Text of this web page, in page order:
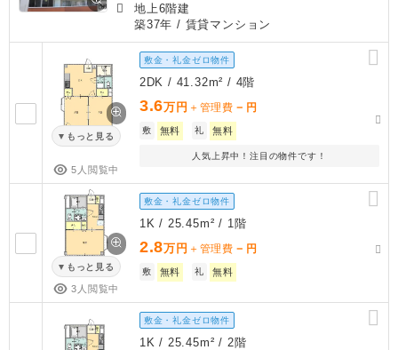
地上6階建
築37年 / 賃貸マンション
もっと見る
5人閲覧中
敷金・礼金ゼロ物件
2DK / 41.32m² / 4階
3.6万円 ＋管理費 － 円
敷 無料 礼 無料
人気上昇中！注目の物件です！
もっと見る
3人閲覧中
敷金・礼金ゼロ物件
1K / 25.45m² / 1階
2.8万円 ＋管理費 － 円
敷 無料 礼 無料
敷金・礼金ゼロ物件
1K / 25.45m² / 2階